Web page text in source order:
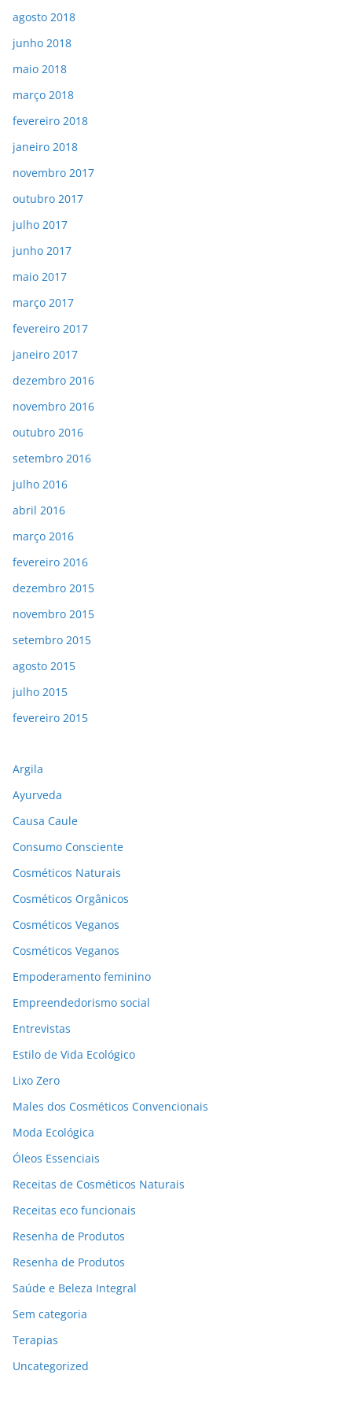
agosto 2018
junho 2018
maio 2018
março 2018
fevereiro 2018
janeiro 2018
novembro 2017
outubro 2017
julho 2017
junho 2017
maio 2017
março 2017
fevereiro 2017
janeiro 2017
dezembro 2016
novembro 2016
outubro 2016
setembro 2016
julho 2016
abril 2016
março 2016
fevereiro 2016
dezembro 2015
novembro 2015
setembro 2015
agosto 2015
julho 2015
fevereiro 2015
Argila
Ayurveda
Causa Caule
Consumo Consciente
Cosméticos Naturais
Cosméticos Orgânicos
Cosméticos Veganos
Cosméticos Veganos
Empoderamento feminino
Empreendedorismo social
Entrevistas
Estilo de Vida Ecológico
Lixo Zero
Males dos Cosméticos Convencionais
Moda Ecológica
Óleos Essenciais
Receitas de Cosméticos Naturais
Receitas eco funcionais
Resenha de Produtos
Resenha de Produtos
Saúde e Beleza Integral
Sem categoria
Terapias
Uncategorized